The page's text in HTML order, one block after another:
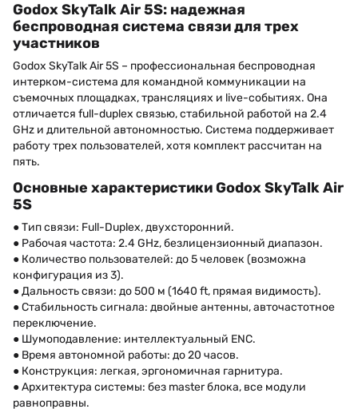
Godox SkyTalk Air 5S: надежная
беспроводная система связи для трех
участников
Godox SkyTalk Air 5S – профессиональная беспроводная
интерком-система для командной коммуникации на
съемочных площадках, трансляциях и live-событиях. Она
отличается full-duplex связью, стабильной работой на 2.4
GHz и длительной автономностью. Система поддерживает
работу трех пользователей, хотя комплект рассчитан на
пять.
Основные характеристики Godox SkyTalk Air
5S
● Тип связи: Full-Duplex, двухсторонний.
● Рабочая частота: 2.4 GHz, безлицензионный диапазон.
● Количество пользователей: до 5 человек (возможна
конфигурация из 3).
● Дальность связи: до 500 м (1640 ft, прямая видимость).
● Стабильность сигнала: двойные антенны, авточастотное
переключение.
● Шумоподавление: интеллектуальный ENC.
● Время автономной работы: до 20 часов.
● Конструкция: легкая, эргономичная гарнитура.
● Архитектура системы: без master блока, все модули
равноправны.